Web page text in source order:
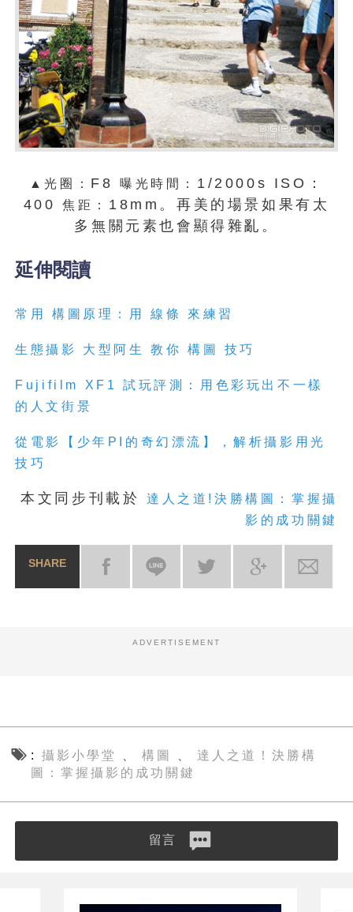
▲光圈： F8 曝光時間： 1/2000s ISO：
400焦距： 18mm。再美的場景如果有太
多無關元素也會顯得雜亂。
延伸閱讀
常用 構圖原理：用 線條 來練習
生態攝影 大型阿生 教你 構圖 技巧
Fujifilm XF1 試玩評測：用色彩玩出不一樣
的人文街景
從電影【少年PI的奇幻漂流】，解析攝影用光
技巧
本文同步刊載於 達人之道!決勝構圖：掌握攝
影的成功關鍵
SHARE
ADVERTISEMENT
攝影小學堂 構圖
達人之道！決勝構
圖：掌握攝影的成功關鍵
留言